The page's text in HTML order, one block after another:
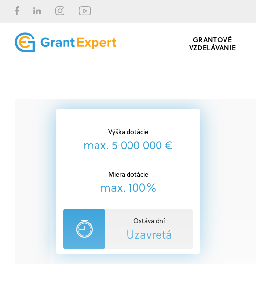
GRANTOVÉ
VZDELÁVANIE
Výška dotácie
max. 5 000 000 €
Miera dotácie
max. 100%
Ostáva dní
Uzavretá